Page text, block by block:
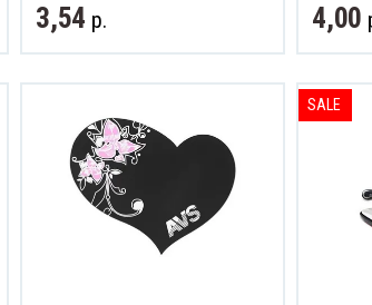
3,54 р. 4,00
SALE